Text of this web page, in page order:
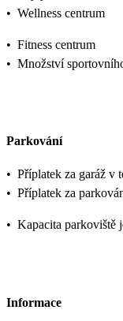
• Wellness centrum
• Fitness centrum
• Množství
Parkování
• Příplatek za garáž v
• Příplatek za
• Kapacita parkoviště
Informace